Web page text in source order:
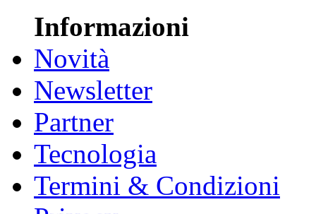
Informazioni
Novità
Newsletter
Partner
Tecnologia
Termini & Condizioni